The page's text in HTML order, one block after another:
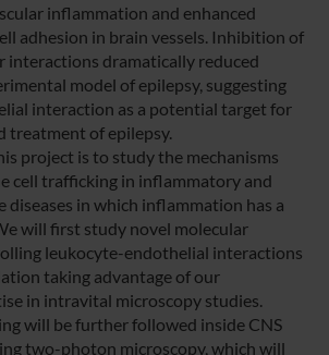
inflammation and enhanced
adhesion in brain vessels. Inhibition of
interactions dramatically reduced
model of epilepsy, suggesting
interaction as a potential target for
treatment of epilepsy.
project is to study the mechanisms
cell trafficking in inflammatory and
diseases in which inflammation has a
will first study novel molecular
leukocyte-endothelial interactions
taking advantage of our
in intravital microscopy studies.
will be further followed inside CNS
two-photon microscopy, which will